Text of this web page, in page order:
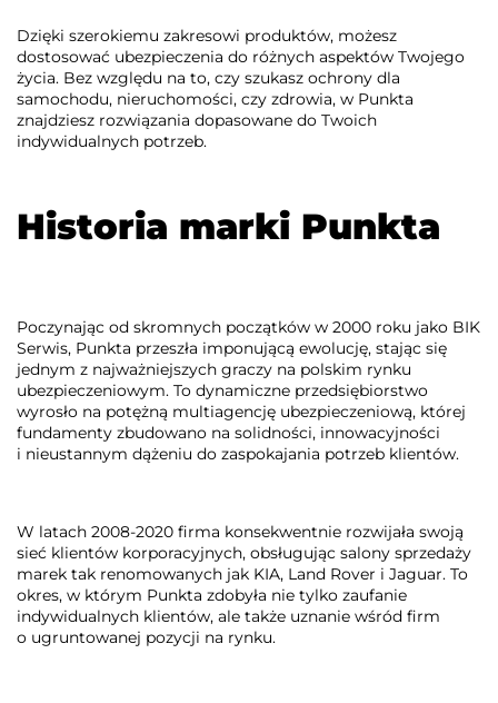
Dzięki szerokiemu zakresowi produktów, możesz
dostosować ubezpieczenia do różnych aspektów Twojego
życia. Bez względu na to, czy szukasz ochrony dla
samochodu, nieruchomości, czy zdrowia, w Punkta
znajdziesz rozwiązania dopasowane do Twoich
indywidualnych potrzeb.
Historia marki Punkta
Poczynając od skromnych początków w 2000 roku jako BIK
Serwis, Punkta przeszła imponującą ewolucję, stając się
jednym z najważniejszych graczy na polskim rynku
ubezpieczeniowym. To dynamiczne przedsiębiorstwo
wyrosło na potężną multiagencję ubezpieczeniową, której
fundamenty zbudowano na solidności, innowacyjności
i nieustannym dążeniu do zaspokajania potrzeb klientów.
W latach 2008-2020 firma konsekwentnie rozwijała swoją
sieć klientów korporacyjnych, obsługując salony sprzedaży
marek tak renomowanych jak KIA, Land Rover i Jaguar. To
okres, w którym Punkta zdobyła nie tylko zaufanie
indywidualnych klientów, ale także uznanie wśród firm
o ugruntowanej pozycji na rynku.